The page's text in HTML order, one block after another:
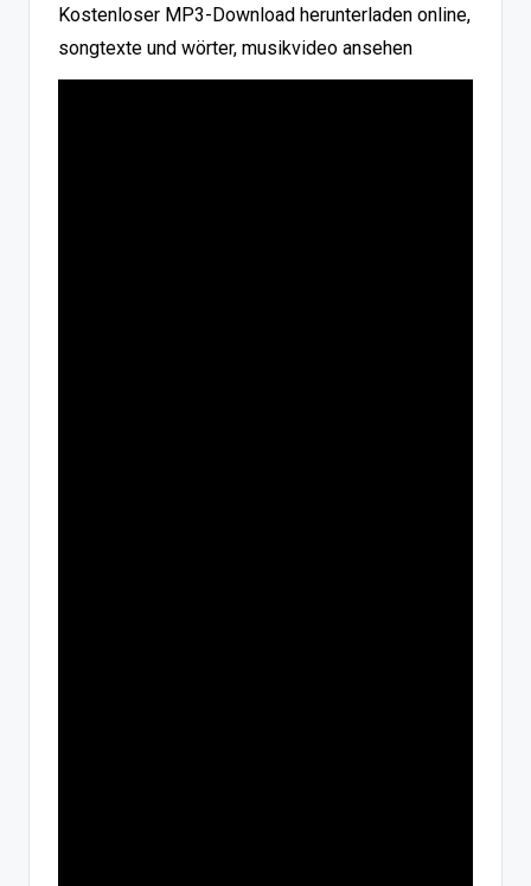
Kostenloser MP3-Download herunterladen online,
songtexte und wörter, musikvideo ansehen